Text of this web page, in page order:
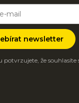
newsletter
potvrzujete, že souhlasíte